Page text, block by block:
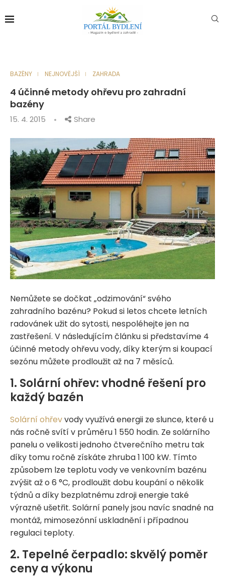
BAZÉNY NEJNOVĚJŠÍ ZAHRADA
4 účinné metody ohřevu pro zahradní
bazény
15. 4. 2015 Share
Nemůžete se dočkat „odzimování“ svého
zahradního bazénu? Pokud si letos chcete letních
radovánek užit do sytosti, nespoléhejte jen na
zastřešení. V následujícím článku si představíme 4
účinné metody ohřevu vody, díky kterým si koupací
sezónu můžete prodloužit až na 7 měsíců.
1. Solární ohřev: vhodné řešení pro
každý bazén
Solární ohřevvody využívá energii ze slunce, které u
nás ročně svítí v průměru 1 550 hodin. Ze solárního
panelu o velikosti jednoho čtverečního metru tak
díky tomu ročně získáte zhruba 1 100 kW. Tímto
způsobem lze teplotu vody ve venkovním bazénu
zvýšit až o 6 °C, prodloužit dobu koupání o několik
týdnů a díky bezplatnému zdroji energie také
výrazně ušetřit. Solární panely jsou navíc snadné na
montáž, mimosezónní uskladnění i případnou
regulaci teploty.
2. Tepelné čerpadlo: skvělý poměr
ceny a výkonu